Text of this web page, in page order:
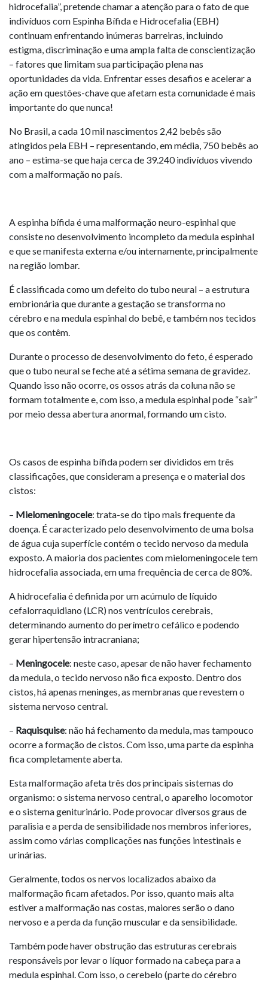
hidrocefalia”, pretende chamar a atenção para o fato de que
indivíduos com Espinha Bífida e Hidrocefalia (EBH)
continuam enfrentando inúmeras barreiras, incluindo
estigma, discriminação e uma ampla falta de conscientização
– fatores que limitam sua participação plena nas
oportunidades da vida. Enfrentar esses desafios e acelerar a
ação em questões-chave que afetam esta comunidade é mais
importante do que nunca!
No Brasil, a cada 10 mil nascimentos 2,42 bebês são
atingidos pela EBH – representando, em média, 750 bebês ao
ano – estima-se que haja cerca de 39.240 indivíduos vivendo
com a malformação no país.
A espinha bífida é uma malformação neuro-espinhal que
consiste no desenvolvimento incompleto da medula espinhal
e que se manifesta externa e/ou internamente, principalmente
na região lombar.
É classificada como um defeito do tubo neural – a estrutura
embrionária que durante a gestação se transforma no
cérebro e na medula espinhal do bebê, e também nos tecidos
que os contêm.
Durante o processo de desenvolvimento do feto, é esperado
que o tubo neural se feche até a sétima semana de gravidez.
Quando isso não ocorre, os ossos atrás da coluna não se
formam totalmente e, com isso, a medula espinhal pode “sair”
por meio dessa abertura anormal, formando um cisto.
Os casos de espinha bífida podem ser divididos em três
classificações, que consideram a presença e o material dos
cistos:
– Mielomeningocele: trata-se do tipo mais frequente da
doença. É caracterizado pelo desenvolvimento de uma bolsa
de água cuja superfície contém o tecido nervoso da medula
exposto. A maioria dos pacientes com mielomeningocele tem
hidrocefalia associada, em uma frequência de cerca de 80%.
A hidrocefalia é definida por um acúmulo de líquido
cefalorraquidiano (LCR) nos ventrículos cerebrais,
determinando aumento do perímetro cefálico e podendo
gerar hipertensão intracraniana;
– Meningocele: neste caso, apesar de não haver fechamento
da medula, o tecido nervoso não fica exposto. Dentro dos
cistos, há apenas meninges, as membranas que revestem o
sistema nervoso central.
– Raquisquise: não há fechamento da medula, mas tampouco
ocorre a formação de cistos. Com isso, uma parte da espinha
fica completamente aberta.
Esta malformação afeta três dos principais sistemas do
organismo: o sistema nervoso central, o aparelho locomotor
e o sistema geniturinário. Pode provocar diversos graus de
paralisia e a perda de sensibilidade nos membros inferiores,
assim como várias complicações nas funções intestinais e
urinárias.
Geralmente, todos os nervos localizados abaixo da
malformação ficam afetados. Por isso, quanto mais alta
estiver a malformação nas costas, maiores serão o dano
nervoso e a perda da função muscular e da sensibilidade.
Também pode haver obstrução das estruturas cerebrais
responsáveis por levar o líquor formado na cabeça para a
medula espinhal. Com isso, o cerebelo (parte do cérebro